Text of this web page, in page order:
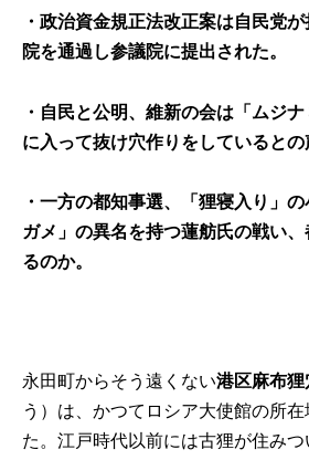
・政治資金規正法改正案は自民党
院を通過し参議院に提出された。
・自民と公明、維新の会は「ムジ
に入って抜け穴作りをしているとの
・一方の都知事選、「狸寝入り」
ガメ」の異名を持つ蓮舫氏の戦い
るのか。
永田町からそう遠くない港区麻布狸
う）は、かつてロシア大使館の所
た。江戸時代以前には古狸が住み